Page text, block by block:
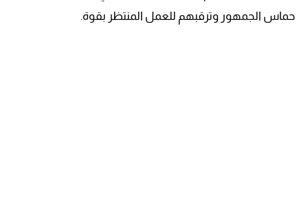
حماس الجمهور وترقبهم للعمل المنتظر بقوة.